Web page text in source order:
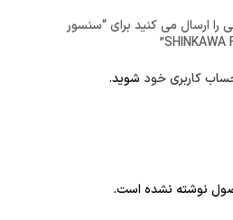
نوشته نشده است.
را ارسال می کنید برای “سنسور
کاربری خود شوید.